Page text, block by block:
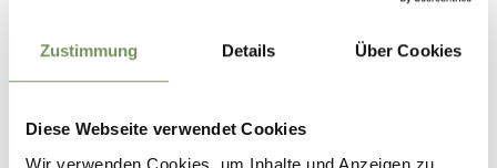
Zustimmung Details Über Cookies
Diese Webseite verwendet Cookies
Wir verwenden Cookies, um Inhalte und Anzeigen zu